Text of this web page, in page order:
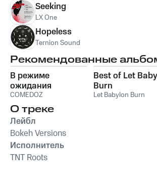
Seeking
LX One
Hopeless
Ternion Sound
Рекомендованные
В режиме
ожидания
COMEDOZ
Best of Let
Burn
Let Babylon Burn
О треке
Лейбл
Bokeh Versions
Исполнитель
TNT Roots